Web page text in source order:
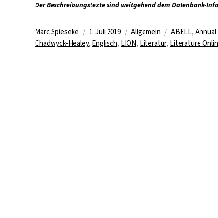
Der Beschreibungstexte sind weitgehend dem Datenbank-
Autor
Marc Spieseke
Veröffentlicht
am
1. Juli 2019 Kategorien
Allgemein Schlagwörter
ABELL,
Chadwyck-Healey, Englisch, LION, Literatur, Literature